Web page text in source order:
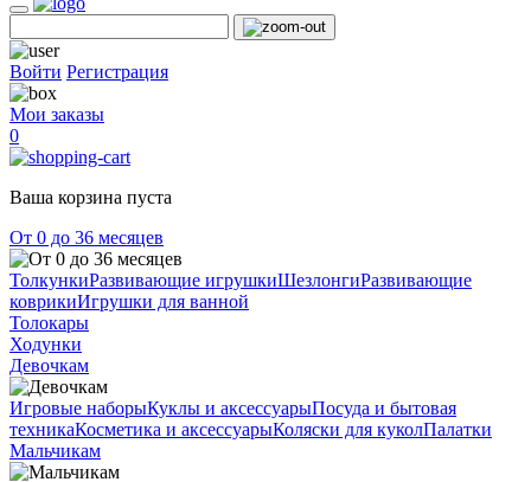
Войти Регистрация
Мои заказы
0
Ваша корзина пуста
От 0 до 36 месяцев
ТолкункиРазвивающие игрушкиШезлонгиРазвивающие
коврикиИгрушки для ванной
Толокары
Ходунки
Девочкам
Игровые наборыКуклы и аксессуарыПосуда и бытовая
техникаКосметика и аксессуарыКоляски для куколПалатки
Мальчикам